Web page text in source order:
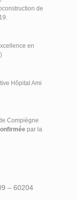
de
en
Hôpital Ami
Compiègne
par la
– 60204